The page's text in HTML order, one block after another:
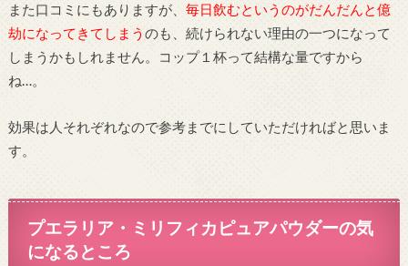
また口コミにもありますが、 毎日飲むというのがだんだんと億
劫になってきてしまう のも、続けられない理由の一つになって
しまうかもしれません。コップ１杯って結構な量ですから
ね…。
効果は人それぞれなので参考までにしていただければと思いま
す。
プエラリア・ミリフィカピュアパウダーの気
になるところ